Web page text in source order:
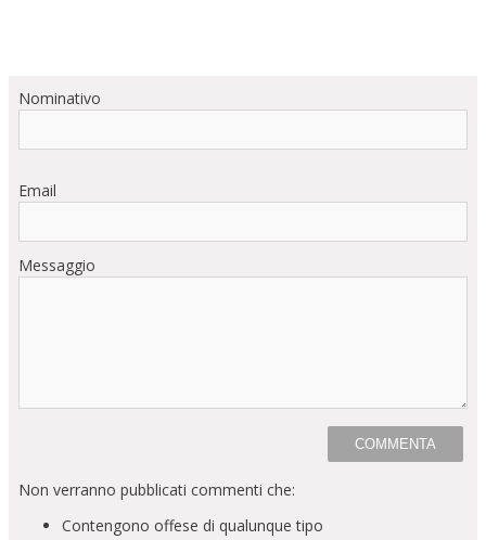
Nominativo
Email
Messaggio
Non verranno pubblicati commenti che:
Contengono offese di qualunque tipo